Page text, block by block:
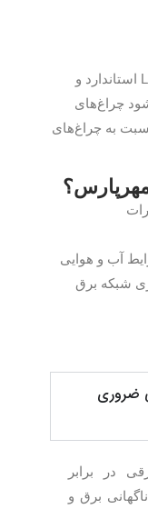
ترکیب درایور باکیفیت، ماژول‌های LED استاندارد و
چراغ‌های
به چراغ‌های
مهرپارس؟
آب و هوایی
شبکه برق
ضروری
در برابر
برق و